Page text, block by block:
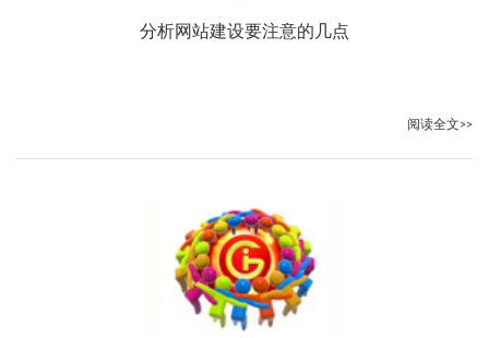
分析网站建设要注意的几点
阅读全文>>